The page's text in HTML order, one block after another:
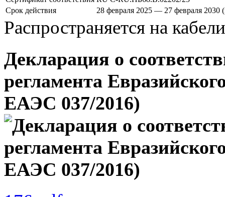
Срок действия
28 февраля 2025 — 27 февраля 2030
Распространяется на
Декларация о
регламента
ЕАЭС 037/2016)